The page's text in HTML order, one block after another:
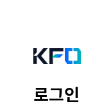
로그인